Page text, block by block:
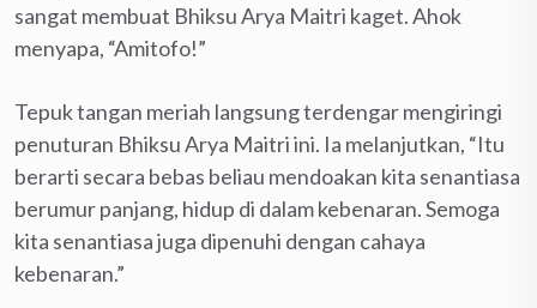
sangat membuat Bhiksu Arya Maitri kaget. Ahok
menyapa, “Amitofo!”
Tepuk tangan meriah langsung terdengar mengiringi
penuturan Bhiksu Arya Maitri ini. Ia melanjutkan, “Itu
berarti secara bebas beliau mendoakan kita senantiasa
berumur panjang, hidup di dalam kebenaran. Semoga
kita senantiasa juga dipenuhi dengan cahaya
kebenaran.”